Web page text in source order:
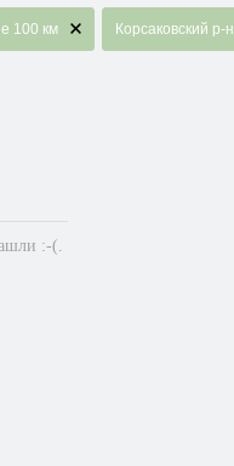
100 км Корсаковский р-н
:-(.